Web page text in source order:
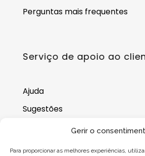
Gerir o
Para proporcionar as melhores experiências,
Perguntas mais frequentes
Serviço de apoio ao
Ajuda
Sugestões
Onde nos encontrar